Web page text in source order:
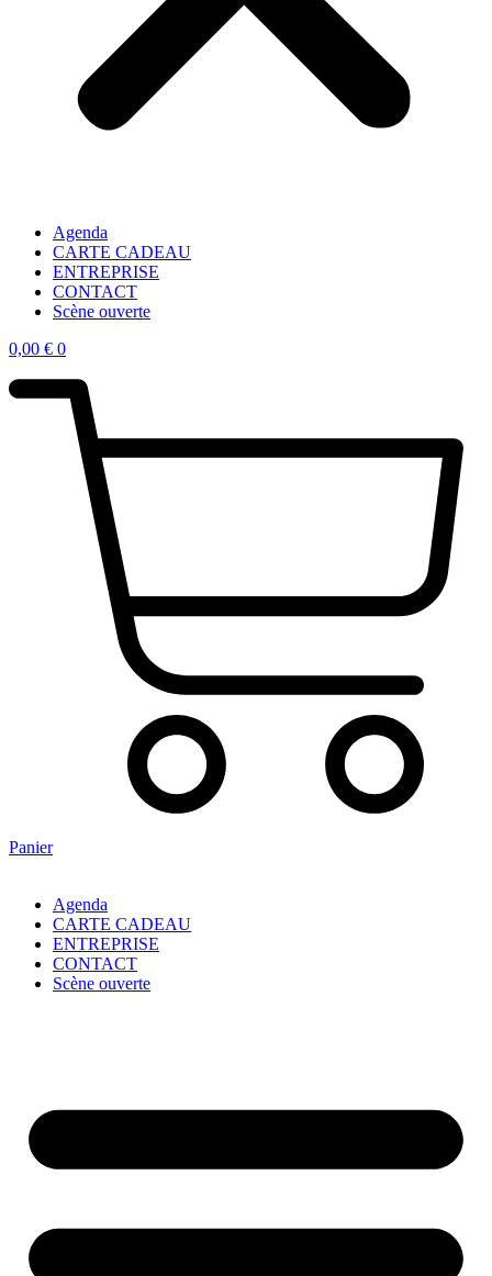
Agenda
CARTE CADEAU
ENTREPRISE
CONTACT
Scène ouverte
0,00 € 0
Panier
Agenda
CARTE CADEAU
ENTREPRISE
CONTACT
Scène ouverte